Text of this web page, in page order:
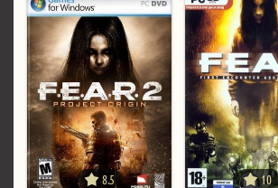
8.5 10